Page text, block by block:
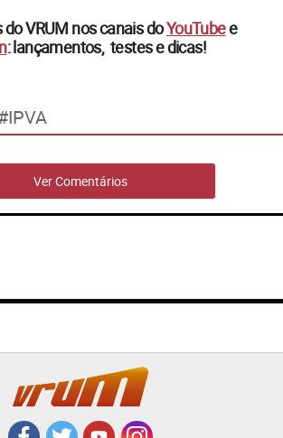
do VRUM nos canais doYouTubee
: lançamentos, testes e dicas!
IPVA
Ver Comentários